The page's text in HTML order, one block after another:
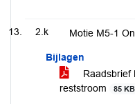
2.k Motie M5-1
Bijlagen
Raadsbrief
reststroom
85 KB